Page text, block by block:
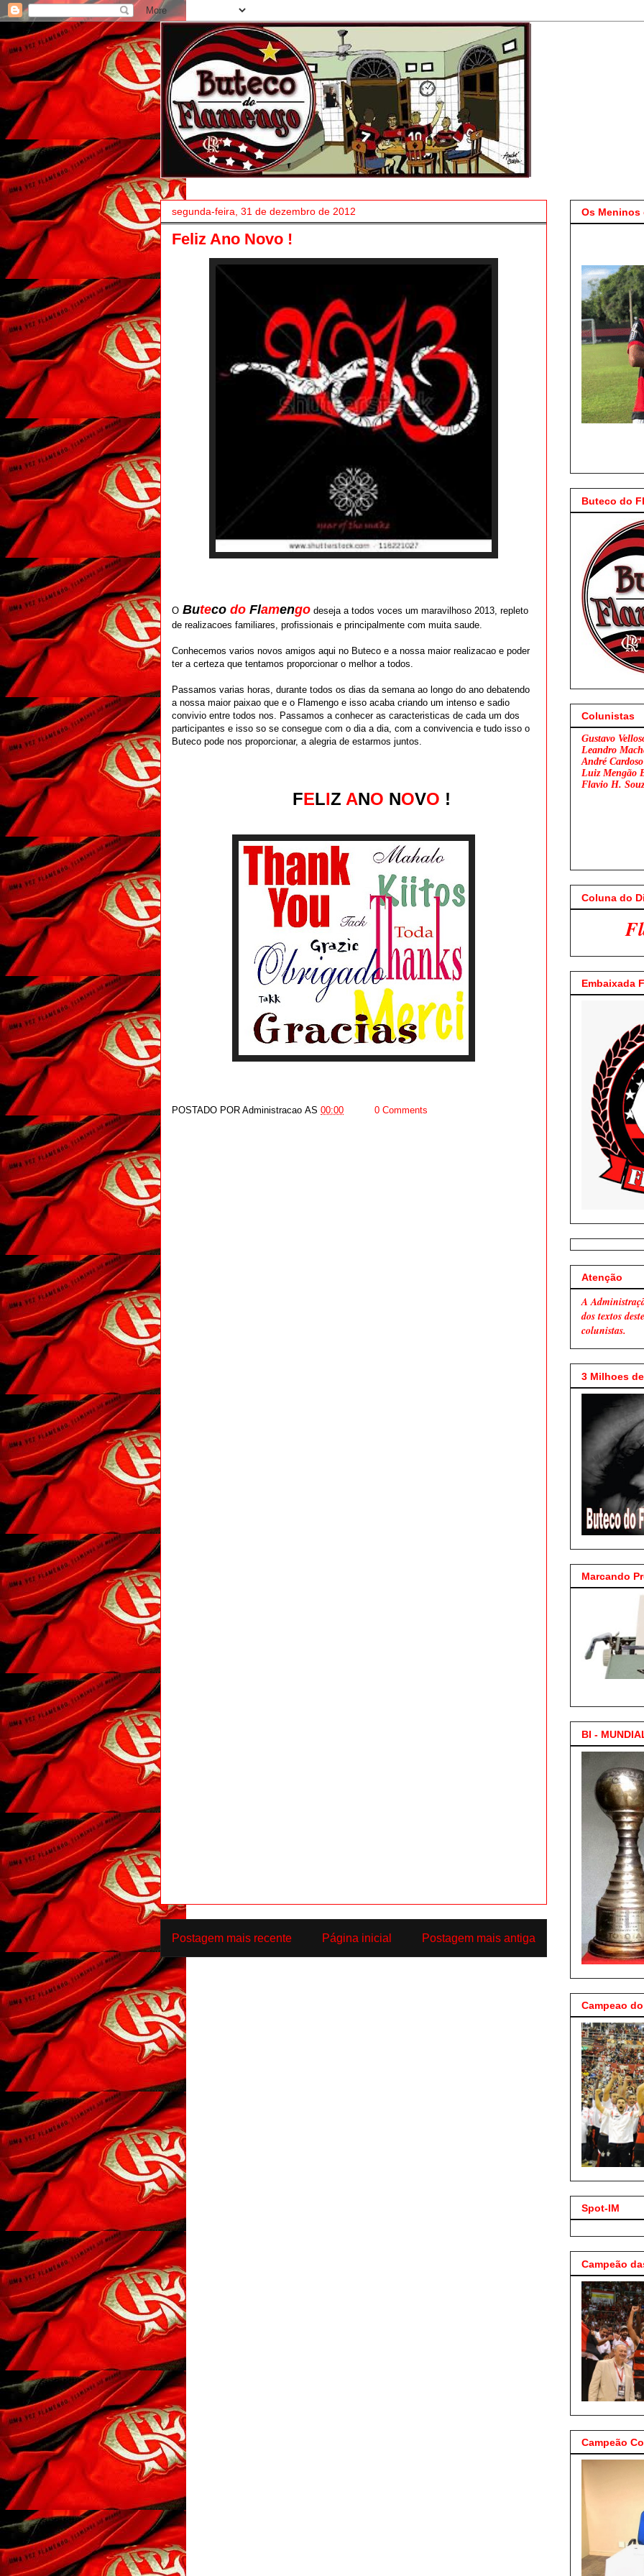
segunda-feira, 31 de dezembro de 2012
Feliz Ano Novo !
O Buteco do Flamengo deseja a todos voces um maravilhoso 2013, repleto
de realizacoes familiares, profissionais e principalmente com muita saude.
Conhecemos varios novos amigos aqui no Buteco e a nossa maior realizacao e poder
ter a certeza que tentamos proporcionar o melhor a todos.
Passamos varias horas, durante todos os dias da semana ao longo do ano debatendo
a nossa maior paixao que e o Flamengo e isso acaba criando um intenso e sadio
convivio entre todos nos. Passamos a conhecer as caracteristicas de cada um dos
participantes e isso so se consegue com o dia a dia, com a convivencia e tudo isso o
Buteco pode nos proporcionar, a alegria de estarmos juntos.
FELIZ ANO NOVO !
POSTADO POR Administracao AS 00:00 0 Comments
Postagem mais recente Postagem mais antiga
Página inicial
Os
Buteco do
Colunistas
Gustavo
Leandro
André Cardoso
Luiz Mengão
Flavio H.
Coluna do
Flamengo x
Embaixada
Atenção
A
dos textos
colunistas.
3 Milhoes
Marcando
BI -
Campeao
Spot-IM
Campeão
Campeão